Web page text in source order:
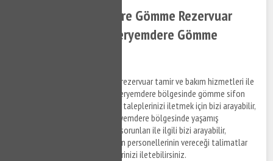
Altıeylül Meryemdere Gömme Rezervuar
Tamiri - Altıeylül Meryemdere Gömme
Altıeylül Meryemdere gömme rezervuar tamir ve bakım hizmetleri ile
ilgili bilgi almak ve Altıeylül Meryemdere bölgesinde gömme sifon
tamir hizmeti hakkında destek taleplerinizi iletmek için bizi arayabilir,
bilgi alabilirsiniz. Altıeylül Meryemdere bölgesinde yaşamış
olduğumuz gömme rezervuar sorunları ile ilgili bizi arayabilir,
anlaşmalı olduğumuz firmaların personellerinin vereceği talimatlar
doğrultusunda hizmet taleplerinizi iletebilirsiniz.